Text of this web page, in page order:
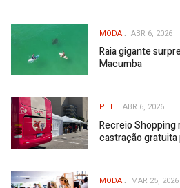
MODA ABR 6, 2026
Raia gigante
Macumba
PET ABR 6, 2026
Recreio
castração gratuita
MODA MAR 25, 2026